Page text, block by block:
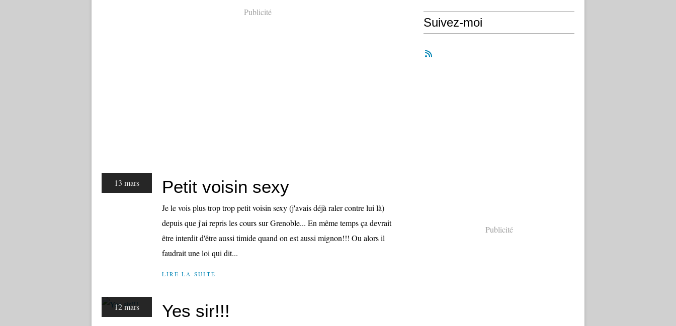
Publicité
13 mars Petit voisin sexy
Je le vois plus trop trop petit voisin sexy (j'avais déjà raler contre lui là)
depuis que j'ai repris les cours sur Grenoble... En même temps ça devrait
être interdit d'être aussi timide quand on est aussi mignon!!! Ou alors il
faudrait une loi qui dit...
LIRE LA SUITE
12 mars Yes sir!!!
Suivez-moi
Publicité